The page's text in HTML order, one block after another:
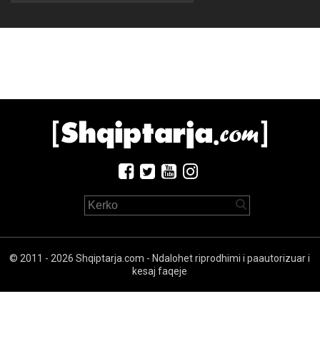
© 2011 - 2026 Shqiptarja.com - Ndalohet riprodhimi i paautorizuar i
kesaj faqeje